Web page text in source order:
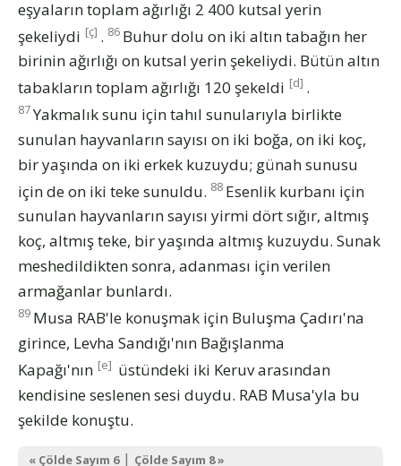
eşyaların toplam ağırlığı 2 400 kutsal yerin
şekeliydi [ç] . 86 Buhur dolu on iki altın tabağın her
birinin ağırlığı on kutsal yerin şekeliydi. Bütün altın
tabakların toplam ağırlığı 120 şekeldi [d] .
87Yakmalık sunu için tahıl sunularıyla birlikte
sunulan hayvanların sayısı on iki boğa, on iki koç,
bir yaşında on iki erkek kuzuydu; günah sunusu
için de on iki teke sunuldu. 88 Esenlik kurbanı için
sunulan hayvanların sayısı yirmi dört sığır, altmış
koç, altmış teke, bir yaşında altmış kuzuydu. Sunak
meshedildikten sonra, adanması için verilen
armağanlar bunlardı.
89 Musa RAB'le konuşmak için Buluşma Çadırı'na
girince, Levha Sandığı'nın Bağışlanma
Kapağı'nın [e] üstündeki iki Keruv arasından
kendisine seslenen sesi duydu. RAB Musa'yla bu
şekilde konuştu.
« Çölde Sayım 6| Çölde Sayım 8 »